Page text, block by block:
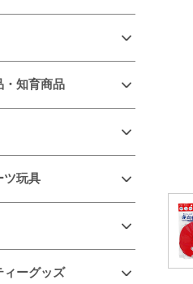
・知育商品
ツ玩具
ィーグッズ